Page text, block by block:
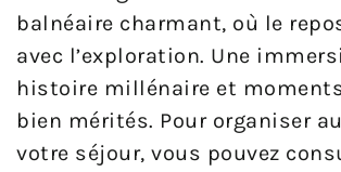
balnéaire charmant, où le
avec l’exploration. Une
histoire millénaire et
bien mérités. Pour organiser
votre séjour, vous pouvez